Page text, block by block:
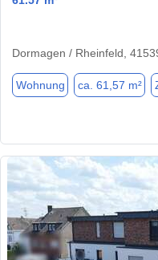
Dormagen / Rheinfeld,
Wohnung ca. 61,57 m²